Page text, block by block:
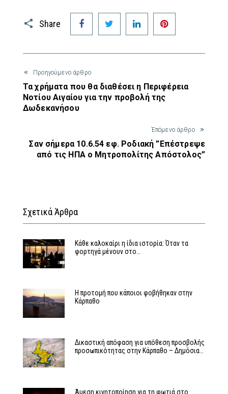
Share
Facebook Twitter LinkedIn
Προηγούμενο άρθρο
Τα χρήματα που θα διαθέσει η Περιφέρεια
Νοτίου Αιγαίου για την προβολή της
Δωδεκανήσου
Έπόμενο άρθρο
Σαν σήμερα 10.6.54 εφ. Ροδιακή ”Επέστρεψε
από τις ΗΠΑ ο Μητροπολίτης Απόστολος”
Σχετικά Άρθρα
Κάθε καλοκαίρι η ίδια ιστορία: Όταν τα
φορτηγά μένουν στο…
Η προτομή που κάποιοι φοβήθηκαν στην
Κάρπαθο
Δικαστική απόφαση για υπόθεση προσβολής
προσωπικότητας στην Κάρπαθο – Δημόσια…
Άμεση κινητοποίηση για τη φωτιά στο